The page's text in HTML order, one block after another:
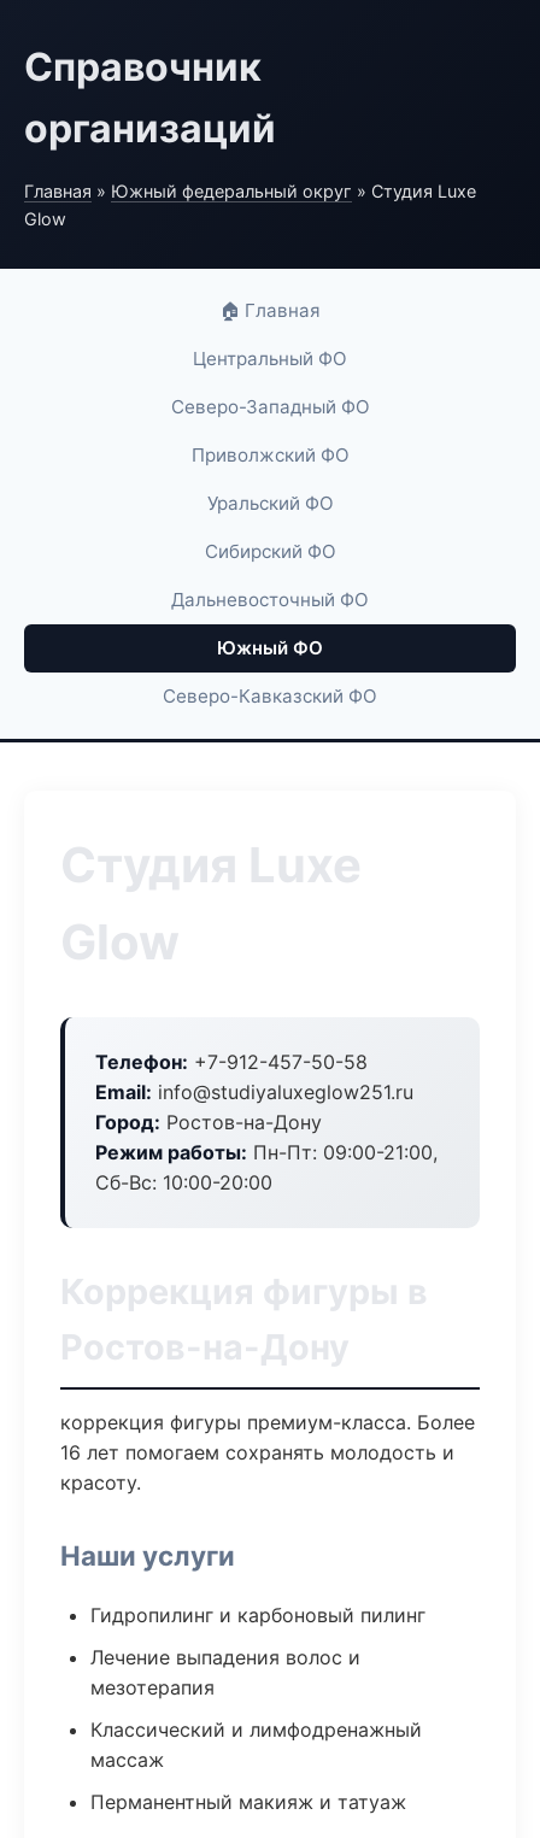
Справочник
организаций
Главная » Южный федеральный округ » Студия Luxe
Glow
🏠 Главная
Центральный ФО
Северо-Западный ФО
Приволжский ФО
Уральский ФО
Сибирский ФО
Дальневосточный ФО
Южный ФО
Северо-Кавказский ФО
Студия Luxe
Glow
Телефон: +7-912-457-50-58
Email: info@studiyaluxeglow251.ru
Город: Ростов-на-Дону
Режим работы: Пн-Пт: 09:00-21:00,
Сб-Вс: 10:00-20:00
Коррекция фигуры в
Ростов-на-Дону
коррекция фигуры премиум-класса. Более
16 лет помогаем сохранять молодость и
красоту.
Наши услуги
Гидропилинг и карбоновый пилинг
Лечение выпадения волос и
мезотерапия
Классический и лимфодренажный
массаж
Перманентный макияж и татуаж